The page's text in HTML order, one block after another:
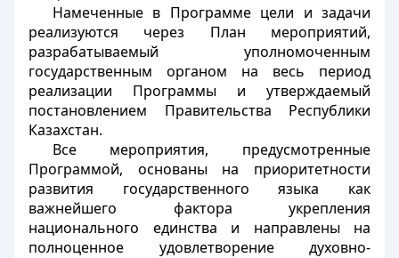
Намеченные в Программе цели и задачи
реализуются через План мероприятий,
разрабатываемый уполномоченным
государственным органом на весь период
реализации Программы и утверждаемый
постановлением Правительства Республики
Казахстан.
Все мероприятия, предусмотренные
Программой, основаны на приоритетности
развития государственного языка как
важнейшего фактора укрепления
национального единства и направлены на
полноценное удовлетворение духовно-